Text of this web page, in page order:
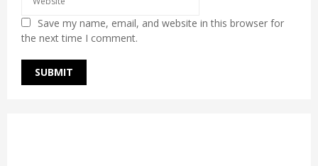
Save my name, email, and website in this browser for
the next time I comment.